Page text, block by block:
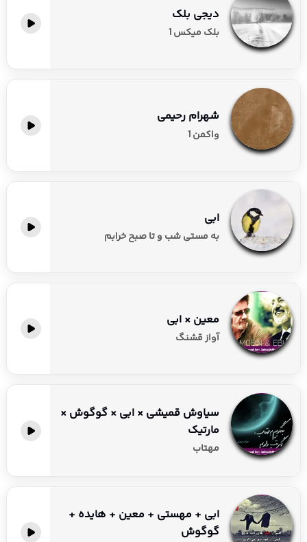
دیجی بلک
بلک میکس 1
شهرام رحیمی
واکمن 1
ابی
به مستی شب و تا صبح خرابم
معین × ابی
آواز قشنگ
سیاوش قمیشی × ابی × گوگوش ×
مارتیک
مهتاب
ابی + مهستی + معین + هایده +
گوگوش